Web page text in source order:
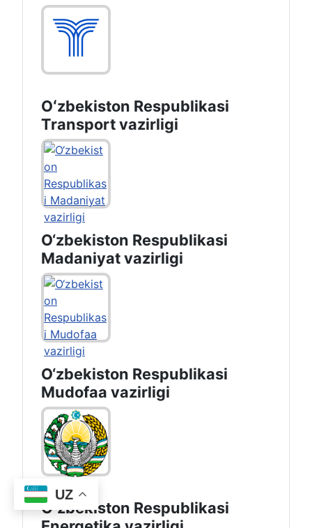
UZ
Oʻzbekiston Respublikasi
Transport vazirligi
O‘zbekiston Respublikasi
Madaniyat vazirligi
O‘zbekiston Respublikasi
Mudofaa vazirligi
Oʻzbekiston Respublikasi